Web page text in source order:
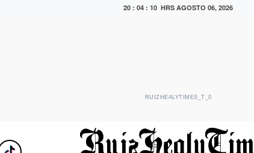
20 : 04 : 10 HRS AGOSTO 06, 2026
RUIZHEALYTIMES_T_0